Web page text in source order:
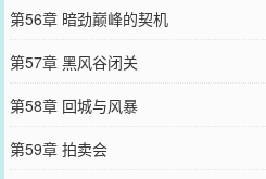
第56章 暗劲巅峰的契机
第57章 黑风谷闭关
第58章 回城与风暴
第59章 拍卖会